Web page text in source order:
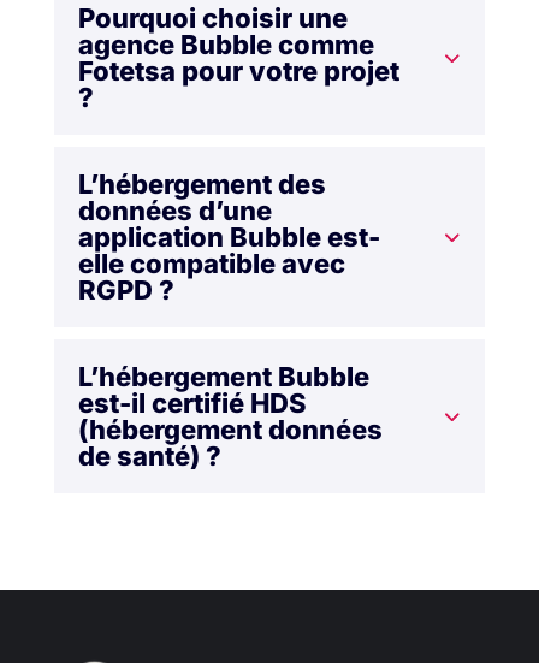
Pourquoi choisir une
agence Bubble comme
Fotetsa pour votre projet
?
L’hébergement des
données d’une
application Bubble est-
elle compatible avec
RGPD ?
L’hébergement Bubble
est-il certifié HDS
(hébergement données
de santé) ?